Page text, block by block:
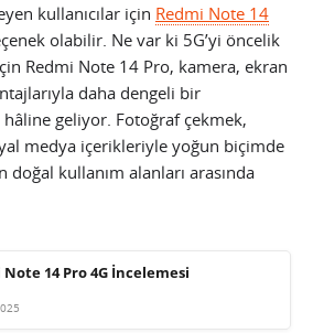
kullanıcılar için Redmi Note 14
olabilir. Ne var ki 5G’yi öncelik
Redmi Note 14 Pro, kamera, ekran
daha dengeli bir
geliyor. Fotoğraf çekmek,
medya içerikleriyle yoğun biçimde
kullanım alanları arasında
Note 14 Pro 4G İncelemesi